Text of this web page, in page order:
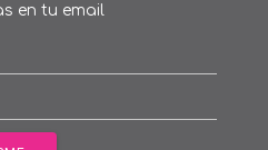
en tu email